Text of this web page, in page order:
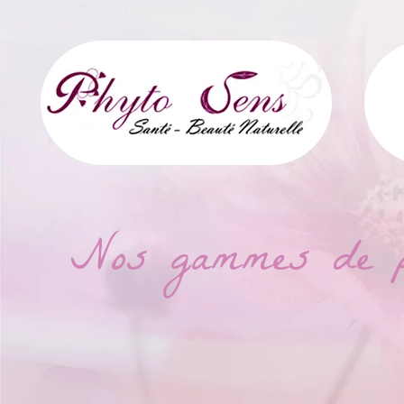
Nos gammes